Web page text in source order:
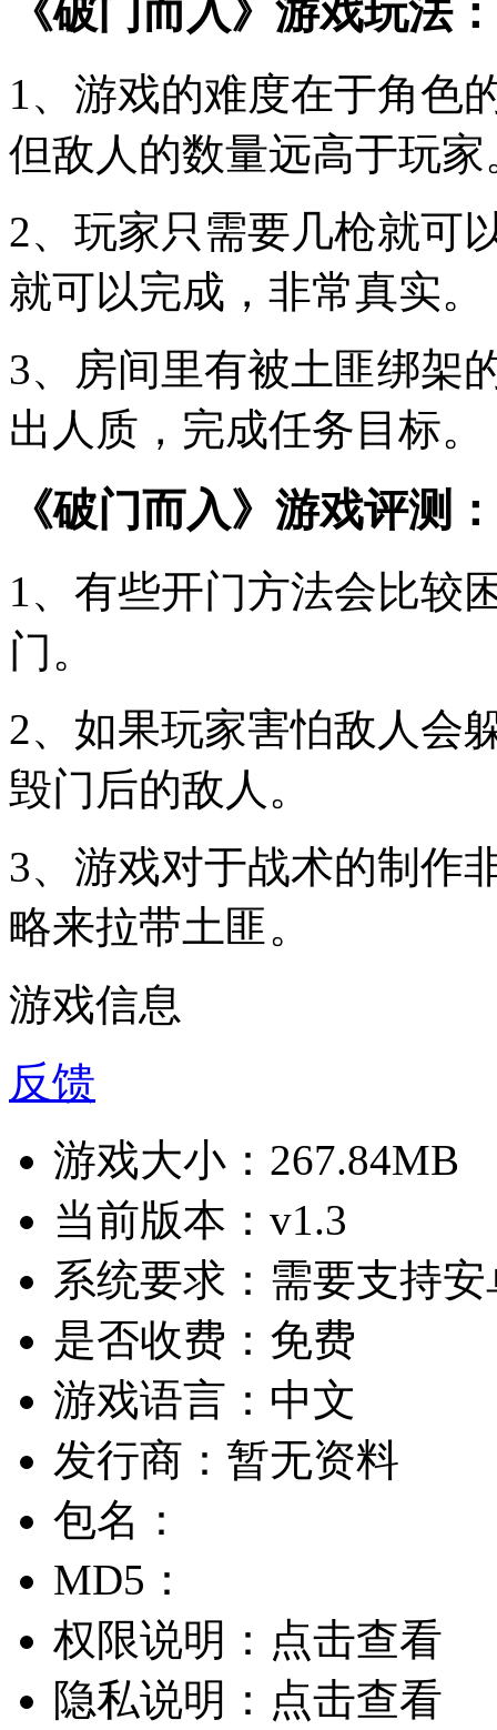
《破门而入》游戏玩法：
1、游戏的难度在于角色
但敌人的数量远高于玩家
2、玩家只需要几枪就可
就可以完成，非常真实。
3、房间里有被土匪绑架
出人质，完成任务目标。
《破门而入》游戏评测：
1、有些开门方法会比较
门。
2、如果玩家害怕敌人会
毁门后的敌人。
3、游戏对于战术的制作
略来拉带土匪。
游戏信息
反馈
游戏大小： 267.84MB
当前版本： v1.3
系统要求： 需要支持
是否收费： 免费
游戏语言： 中文
发行商： 暂无资料
包名：
MD5：
权限说明： 点击查看
隐私说明： 点击查看